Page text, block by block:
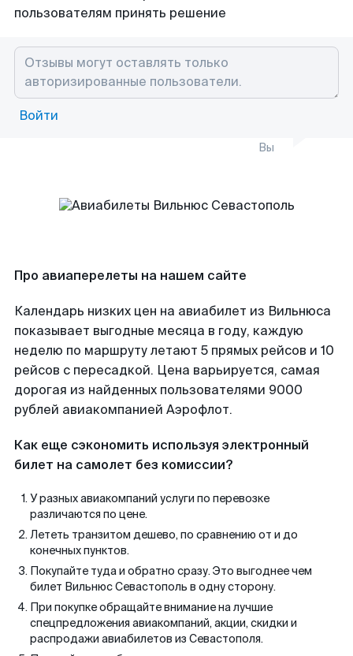
пользователям принять решение
Войти
Вы
Про авиаперелеты на нашем сайте
Календарь низких цен на авиабилет из Вильнюса
показывает выгодные месяца в году, каждую
неделю по маршруту летают 5 прямых рейсов и 10
рейсов с пересадкой. Цена варьируется, самая
дорогая из найденных пользователями 9000
рублей авиакомпанией Аэрофлот.
Как еще сэкономить используя электронный
билет на самолет без комиссии?
У разных авиакомпаний услуги по перевозке
различаются по цене.
Лететь транзитом дешево, по сравнению от и до
конечных пунктов.
Покупайте туда и обратно сразу. Это выгоднее чем
билет Вильнюс Севастополь в одну сторону.
При покупке обращайте внимание на лучшие
спецпредложения авиакомпаний, акции, скидки и
распродажи авиабилетов из Севастополя.